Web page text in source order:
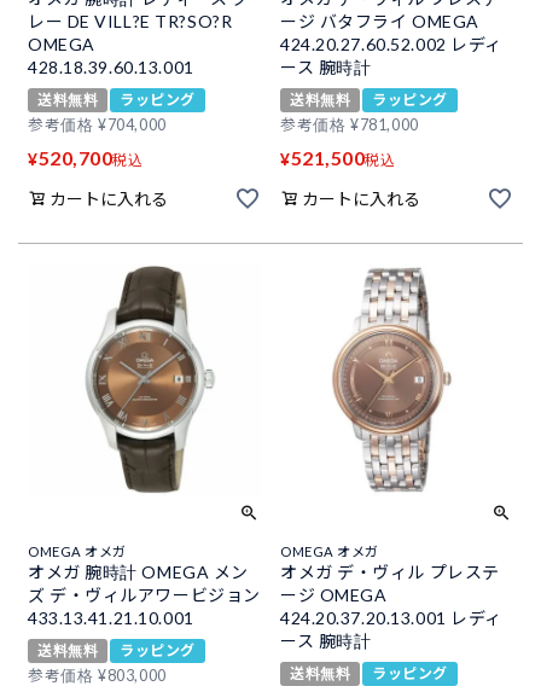
レー DE VILL?E TR?SO?R
OMEGA
428.18.39.60.13.001
送料無料
ラッピング
参考価格 ¥704,000
¥520,700税込
カートに入れる
ージ バタフライ OMEGA
424.20.27.60.52.002 レディ
ース 腕時計
送料無料
ラッピング
参考価格 ¥781,000
¥521,500税込
カートに入れる
OMEGA オメガ
オメガ 腕時計 OMEGA メン
ズ デ・ヴィルアワービジョン
433.13.41.21.10.001
送料無料
ラッピング
参考価格 ¥803,000
OMEGA オメガ
オメガ デ・ヴィル プレステ
ージ OMEGA
424.20.37.20.13.001 レディ
ース 腕時計
送料無料
ラッピング